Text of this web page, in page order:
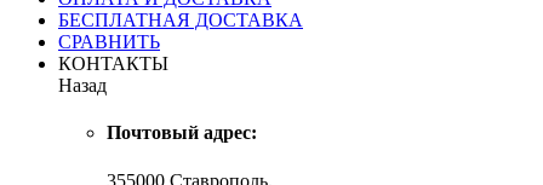
БЕСПЛАТНАЯ ДОСТАВКА
СРАВНИТЬ
КОНТАКТЫ
Назад
Почтовый адрес:
355000 Ставрополь,